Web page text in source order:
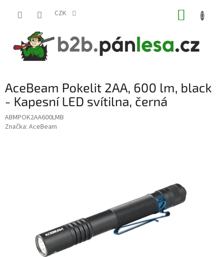
CZK
AceBeam Pokelit 2AA, 600 lm, black
- Kapesní LED svítilna, černá
ABMPOK2AA600LMB
Značka: AceBeam